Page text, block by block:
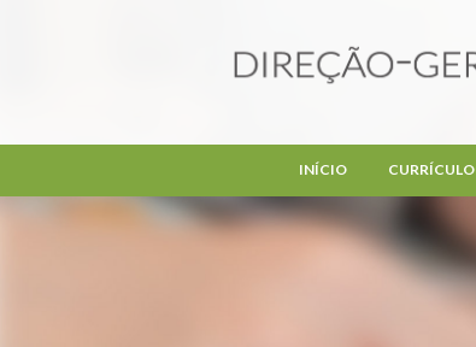
INÍCIO CURRÍCULO